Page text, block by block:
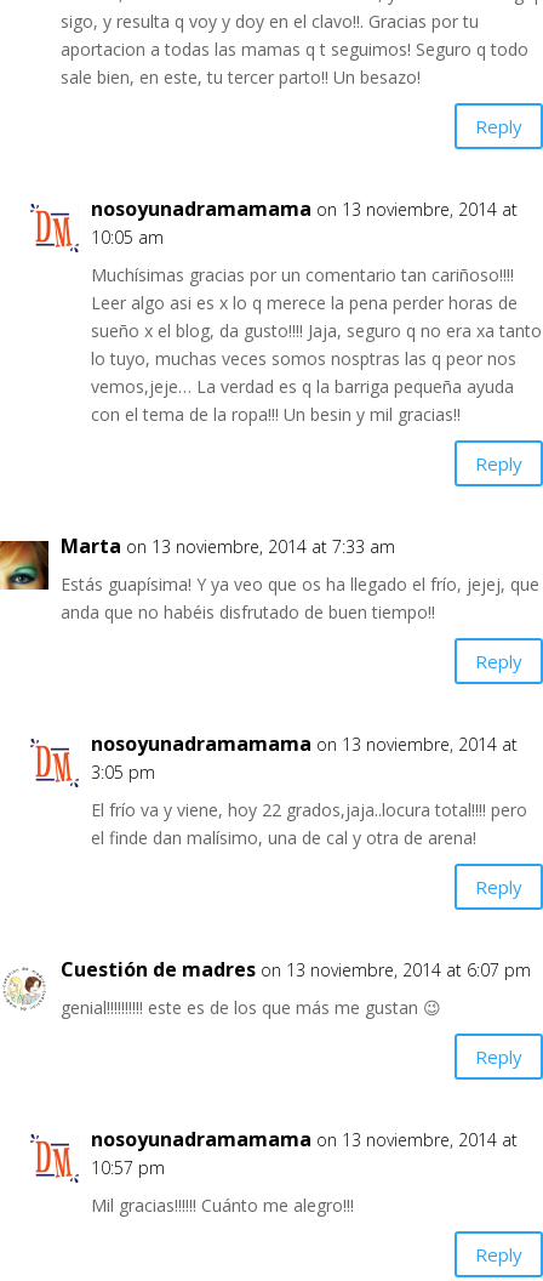
sigo, y resulta q voy y doy en el clavo!!. Gracias por tu
aportacion a todas las mamas q t seguimos! Seguro q todo
sale bien, en este, tu tercer parto!! Un besazo!
Reply
nosoyunadramamama on 13 noviembre, 2014 at
10:05 am
Muchísimas gracias por un comentario tan cariñoso!!!!
Leer algo asi es x lo q merece la pena perder horas de
sueño x el blog, da gusto!!!! Jaja, seguro q no era xa tanto
lo tuyo, muchas veces somos nosptras las q peor nos
vemos,jeje… La verdad es q la barriga pequeña ayuda
con el tema de la ropa!!! Un besin y mil gracias!!
Reply
Marta on 13 noviembre, 2014 at 7:33 am
Estás guapísima! Y ya veo que os ha llegado el frío, jejej, que
anda que no habéis disfrutado de buen tiempo!!
Reply
nosoyunadramamama on 13 noviembre, 2014 at
3:05 pm
El frío va y viene, hoy 22 grados,jaja..locura total!!!! pero
el finde dan malísimo, una de cal y otra de arena!
Reply
Cuestión de madres on 13 noviembre, 2014 at 6:07 pm
genial!!!!!!!!!! este es de los que más me gustan 😉
Reply
nosoyunadramamama on 13 noviembre, 2014 at
10:57 pm
Mil gracias!!!!!! Cuánto me alegro!!!
Reply